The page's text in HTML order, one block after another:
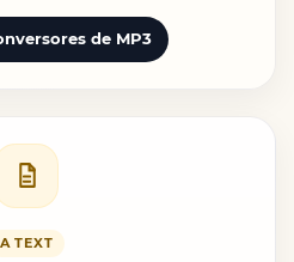
de MP3
A TEXT